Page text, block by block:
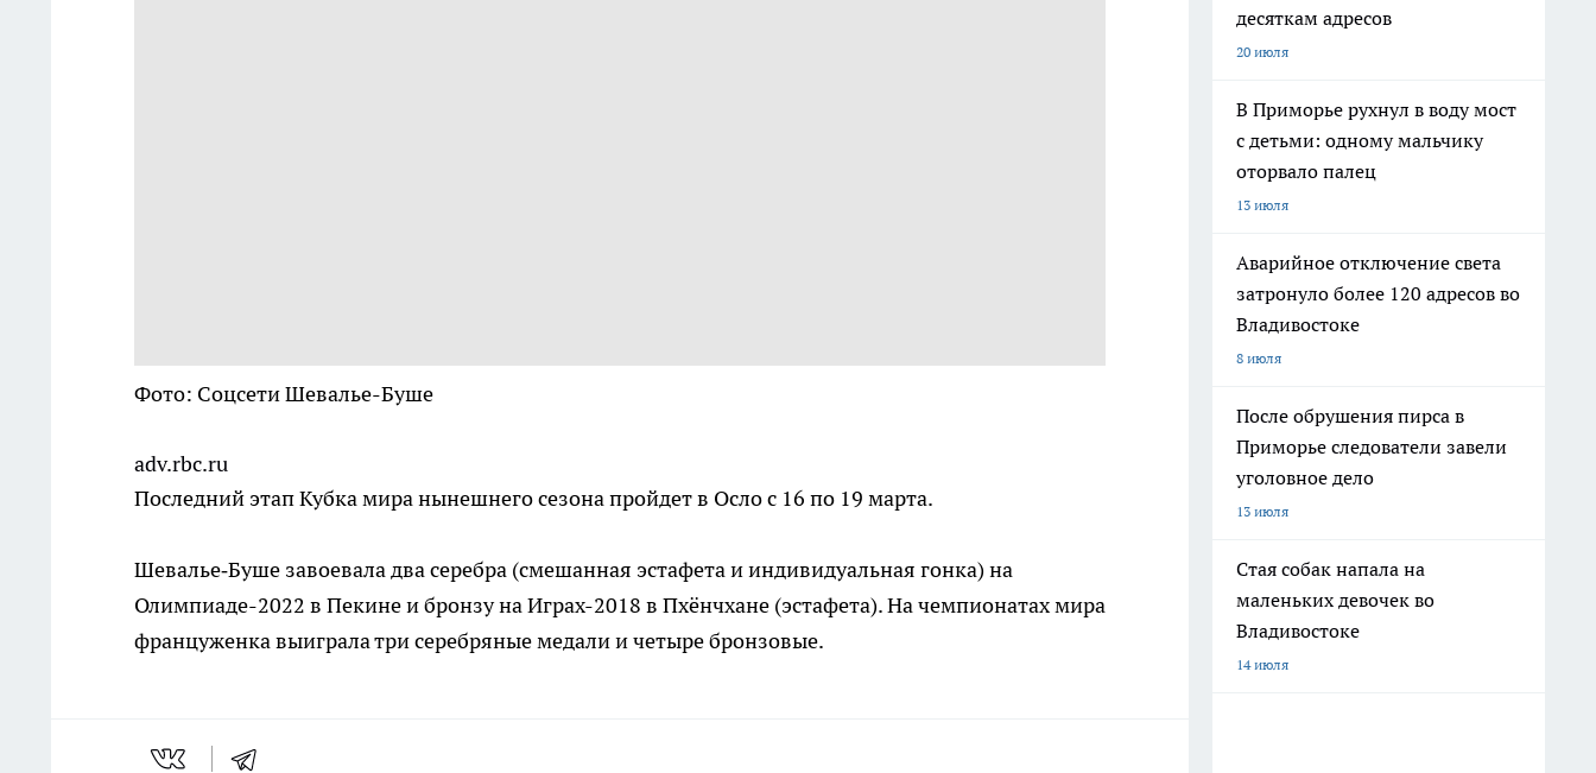
Фото: Соцсети Шевалье-Буше
adv.rbc.ru
Последний этап Кубка мира нынешнего сезона пройдет в Осло с 16 по 19 марта.
Шевалье‑Буше завоевала два серебра (смешанная эстафета и индивидуальная гонка) на
Олимпиаде-2022 в Пекине и бронзу на Играх-2018 в Пхёнчхане (эстафета). На чемпионатах мира
француженка выиграла три серебряные медали и четыре бронзовые.
десяткам адресов
20 июля
В Приморье рухнул в воду мост
с детьми: одному мальчику
оторвало палец
13 июля
Аварийное отключение света
затронуло более 120 адресов во
Владивостоке
8 июля
После обрушения пирса в
Приморье следователи завели
уголовное дело
13 июля
Стая собак напала на
маленьких девочек во
Владивостоке
14 июля